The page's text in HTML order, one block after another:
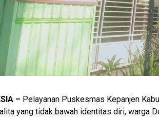
– Pelayanan Puskesmas Kepanjen
yang tidak bawah identitas diri, warga